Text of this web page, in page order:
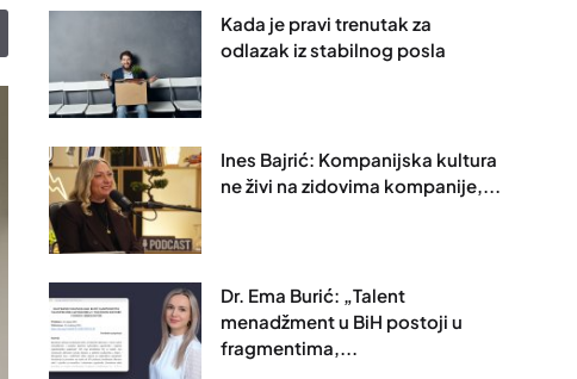
Kada je pravi trenutak za
odlazak iz stabilnog posla
Ines Bajrić: Kompanijska kultura
ne živi na zidovima kompanije,...
Dr. Ema Burić: „Talent
menadžment u BiH postoji u
fragmentima,...